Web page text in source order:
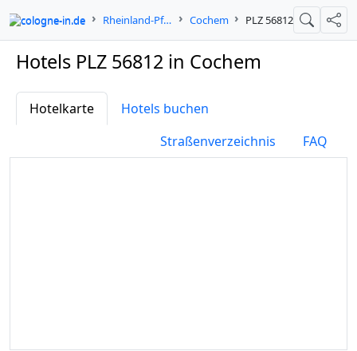
cologne-in.de Rheinland-Pfalz Cochem PLZ 56812 Suche
Hotels PLZ 56812 in Cochem
Hotelkarte
Hotels buchen
Straßenverzeichnis
FAQ